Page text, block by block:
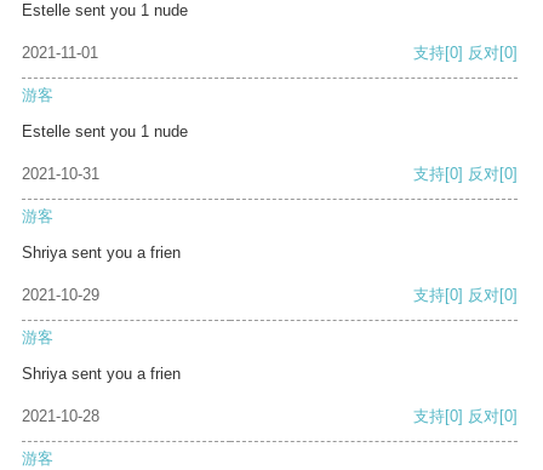
Estelle sent you 1 nude
2021-11-01 支持[0] 反对[0]
游客
Estelle sent you 1 nude
2021-10-31 支持[0] 反对[0]
游客
Shriya sent you a frien
2021-10-29 支持[0] 反对[0]
游客
Shriya sent you a frien
2021-10-28 支持[0] 反对[0]
游客